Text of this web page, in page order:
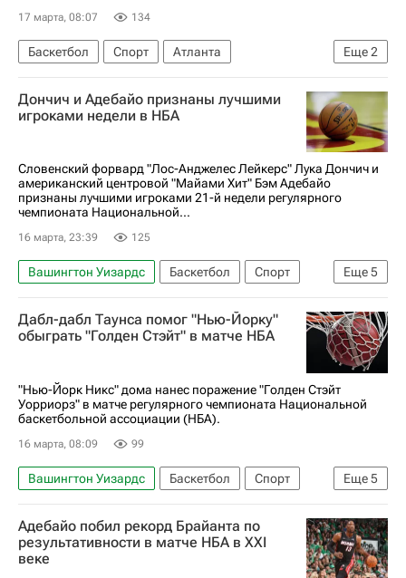
17 марта, 08:07 134
Еще2
Баскетбол Спорт
Атланта
Атланта Хокс
Орландо Мэджик
Дончич и Адебайо признаны лучшими
игроками недели в НБА
Словенский форвард "Лос-Анджелес Лейкерс" Лука Дончич и
американский центровой "Майами Хит" Бэм Адебайо
признаны лучшими игроками 21-й недели регулярного
чемпионата Национальной...
16 марта, 23:39 125
Еще5
Вашингтон Уизардс Баскетбол
Спорт
Бэм Адебайо
Лука Дончич
Кобе Брайант
Майами Хит
Лос-Анджелес Лейкерс
Дабл-дабл Таунса помог "Нью-Йорку"
обыграть "Голден Стэйт" в матче НБА
"Нью-Йорк Никс" дома нанес поражение "Голден Стэйт
Уорриорз" в матче регулярного чемпионата Национальной
баскетбольной ассоциации (НБА).
16 марта, 08:09 99
Еще5
Вашингтон Уизардс Баскетбол
Спорт
Восток
Джейлен Брансон
Карл-Энтони Таунс
Нью-Йорк Никс
Голден Стэйт Уорриорз
Адебайо побил рекорд Брайанта по
результативности в матче НБА в XXI
веке